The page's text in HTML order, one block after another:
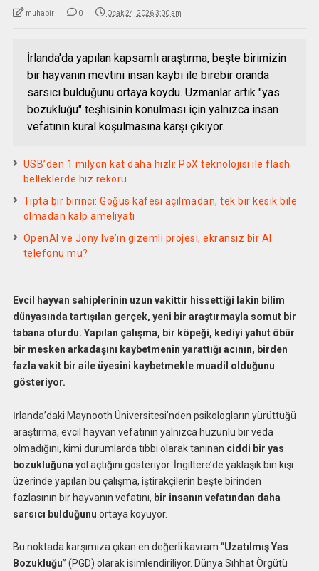
muhabir 0 Ocak 24, 2026 3:00 am
İrlanda'da yapılan kapsamlı araştırma, beşte birimizin
bir hayvanın mevtini insan kaybı ile birebir oranda
sarsıcı bulduğunu ortaya koydu. Uzmanlar artık "yas
bozukluğu" teşhisinin konulması için yalnızca insan
vefatının kural koşulmasına karşı çıkıyor.
USB’den 1 milyon kat daha hızlı: PoX teknolojisi ile flash
belleklerde hız rekoru
Tıpta bir birinci: Göğüs kafesi açılmadan, tek bir kesik bile
olmadan kalp ameliyatı
OpenAI ve Jony Ive’ın gizemli projesi, ekransız bir AI
telefonu mu?
Evcil hayvan sahiplerinin uzun vakittir hissettiği lakin bilim
dünyasında tartışılan gerçek, yeni bir araştırmayla somut bir
tabana oturdu. Yapılan çalışma, bir köpeği, kediyi yahut öbür
bir mesken arkadaşını kaybetmenin yarattığı acının, birden
fazla vakit bir aile üyesini kaybetmekle muadil olduğunu
gösteriyor.
İrlanda’daki Maynooth Üniversitesi’nden psikologların yürüttüğü
araştırma, evcil hayvan vefatının yalnızca hüzünlü bir veda
olmadığını, kimi durumlarda tıbbi olarak tanınan ciddi bir yas
bozukluğuna yol açtığını gösteriyor. İngiltere’de yaklaşık bin kişi
üzerinde yapılan bu çalışma, iştirakçilerin beşte birinden
fazlasının bir hayvanın vefatını, bir insanın vefatından daha
sarsıcı bulduğunu ortaya koyuyor.
Bu noktada karşımıza çıkan en değerli kavram “Uzatılmış Yas
Bozukluğu” (PGD) olarak isimlendiriliyor. Dünya Sıhhat Örgütü